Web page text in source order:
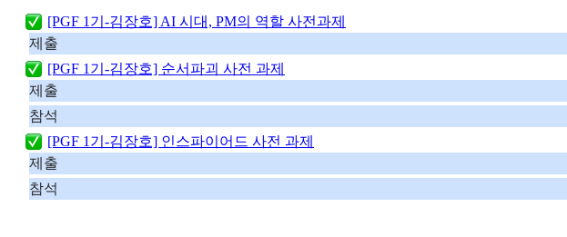
[PGF 1기-김장호] AI 시대, PM의 역할 사전과제
제출
[PGF 1기-김장호] 순서파괴 사전 과제
제출
참석
[PGF 1기-김장호] 인스파이어드 사전 과제
제출
참석